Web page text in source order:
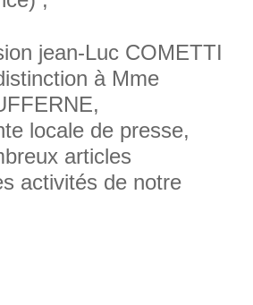
jean-Luc COMETTI
à Mme
locale de presse,
articles
activités de notre